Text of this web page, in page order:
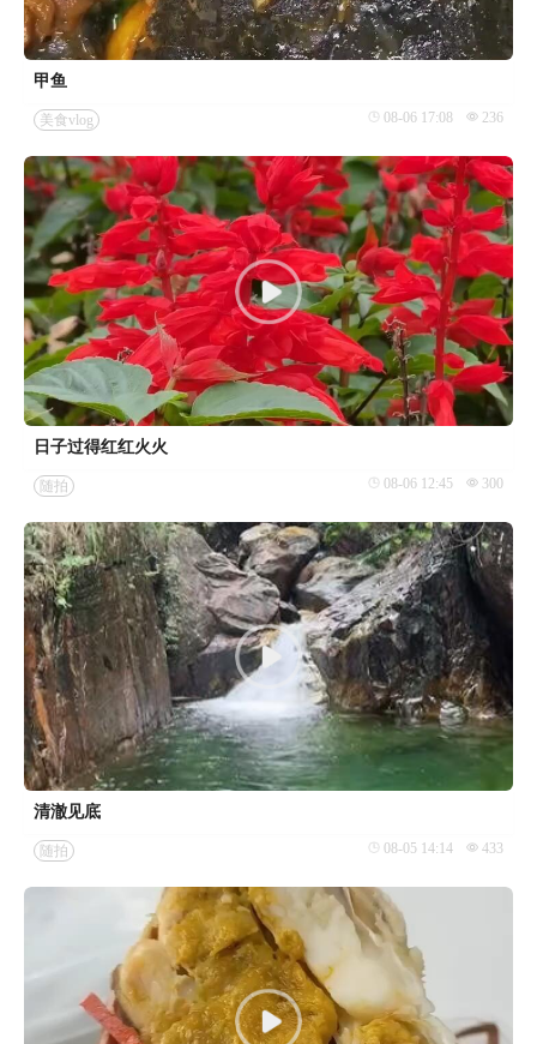
甲鱼
美食vlog 08-06 17:08 236
日子过得红红火火
随拍 08-06 12:45 300
清澈见底
随拍 08-05 14:14 433